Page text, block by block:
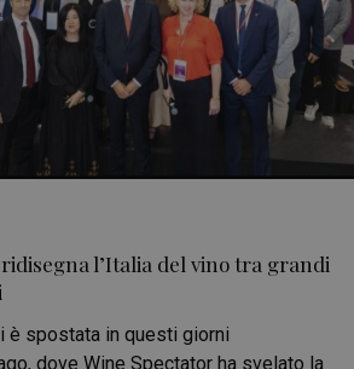
l’Italia del vino tra grandi
è spostata in questi giorni
dove Wine Spectator ha svelato la